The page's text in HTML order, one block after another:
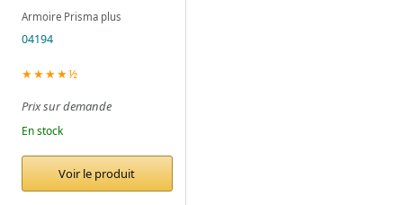
Armoire Prisma plus
04194
★★★★½
Prix sur demande
En stock
Voir le produit